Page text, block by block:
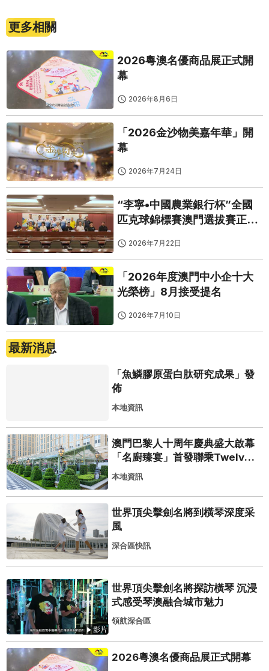
更多相關
2026粵澳名優商品展正式開
幕
2026年8月6日
「2026金沙物美嘉年華」開
幕
2026年7月24日
“李寧•中國農業銀行杯”全國
匹克球錦標賽澳門選拔賽正式
2026年7月22日
「2026年度澳門中小企十大
光榮榜」8月接受提名
2026年7月10日
最新消息
「魚鱗膠原蛋白肽研究成果」發
佈
本地資訊
澳門巴黎人十周年慶典盛大啟幕
「名廚臻宴」首發聯乘Twelve
25演繹極致法式風雅
本地資訊
世界頂尖擊劍名將到橫琴深度采
風
深合區快訊
影片
世界頂尖擊劍名將探訪橫琴 沉浸
式感受琴澳融合城市魅力
領航深合區
2026粵澳名優商品展正式開幕